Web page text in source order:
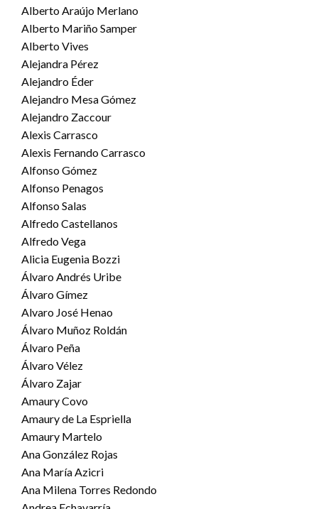
Alberto Araújo Merlano
Alberto Mariño Samper
Alberto Vives
Alejandra Pérez
Alejandro Éder
Alejandro Mesa Gómez
Alejandro Zaccour
Alexis Carrasco
Alexis Fernando Carrasco
Alfonso Gómez
Alfonso Penagos
Alfonso Salas
Alfredo Castellanos
Alfredo Vega
Alicia Eugenia Bozzi
Álvaro Andrés Uribe
Álvaro Gímez
Alvaro José Henao
Álvaro Muñoz Roldán
Álvaro Peña
Álvaro Vélez
Álvaro Zajar
Amaury Covo
Amaury de La Espriella
Amaury Martelo
Ana González Rojas
Ana María Azicri
Ana Milena Torres Redondo